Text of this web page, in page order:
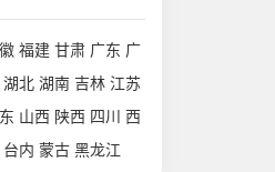
福建 甘肃 广东 广
湖北 湖南 吉林 江苏
山西 陕西 四川 西
台内 蒙古 黑龙江